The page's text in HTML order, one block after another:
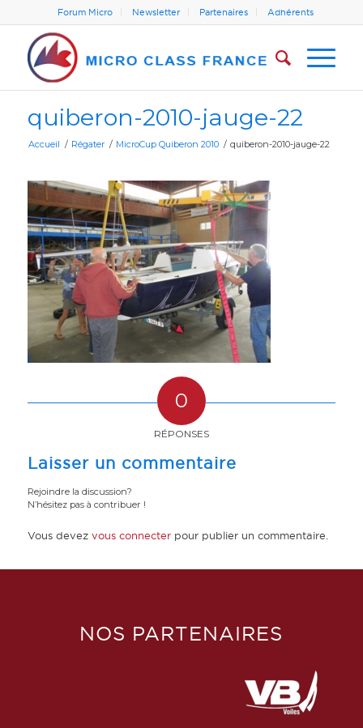
Forum Micro Newsletter Partenaires Adhérents
quiberon-2010-jauge-22
Accueil / Régater / MicroCup Quiberon 2010 / quiberon-2010-jauge-22
0
RÉPONSES
Laisser un commentaire
Rejoindre la discussion?
N’hésitez pas à contribuer !
Vous devez vous connecterpour publier un commentaire.
NOS PARTENAIRES